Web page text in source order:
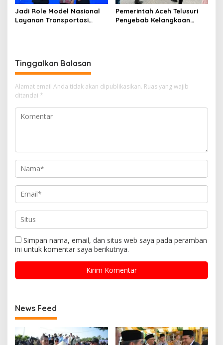
Jadi Role Model Nasional
Layanan Transportasi
Pemerintah Aceh Telusuri
Penyebab Kelangkaan
Tinggalkan Balasan
Alamat email Anda tidak akan dipublikasikan. Ruas yang wajib
ditandai *
Simpan nama, email, dan situs web saya pada peramban
ini untuk komentar saya berikutnya.
News Feed